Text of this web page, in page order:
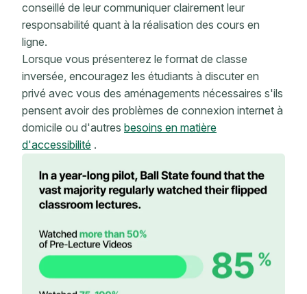
conseillé de leur communiquer clairement leur
responsabilité quant à la réalisation des cours en
ligne.
Lorsque vous présenterez le format de classe
inversée, encouragez les étudiants à discuter en
privé avec vous des aménagements nécessaires s'ils
pensent avoir des problèmes de connexion internet à
domicile ou d'autres besoins en matière
d'accessibilité .